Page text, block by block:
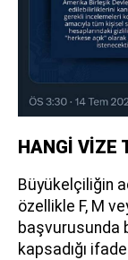
HANGİ VİZE
Büyükelçiliğin
özellikle F, M
başvurusunda
kapsadığı